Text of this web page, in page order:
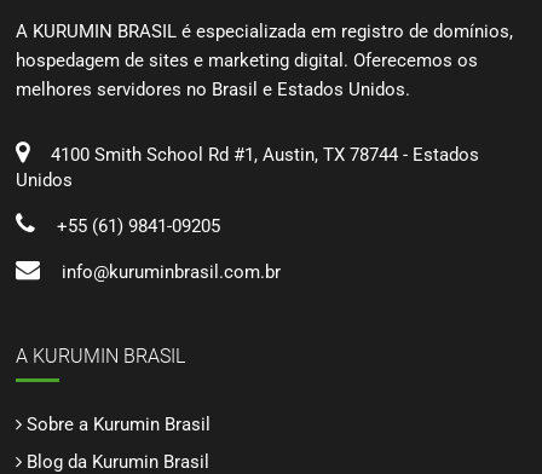
A KURUMIN BRASIL é especializada em registro de domínios,
hospedagem de sites e marketing digital. Oferecemos os
melhores servidores no Brasil e Estados Unidos.
4100 Smith School Rd #1, Austin, TX 78744 - Estados
Unidos
+55 (61) 9841-09205
info@kuruminbrasil.com.br
A KURUMIN BRASIL
Sobre a Kurumin Brasil
Blog da Kurumin Brasil